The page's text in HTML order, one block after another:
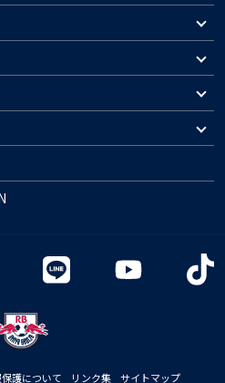
護について リンク集 サイトマップ